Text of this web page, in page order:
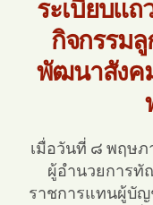
ระเบียบแ
กิจกรรม
พัฒนาสังค
เมื่อวันที่ ๘ พฤษ
ผู้อำนวยการทั
ราชการแทนผู้บัญ